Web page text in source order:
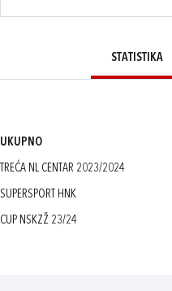
STATISTIKA
UKUPNO
TREĆA NL CENTAR 2023/2024
SUPERSPORT HNK
CUP NSKZŽ 23/24